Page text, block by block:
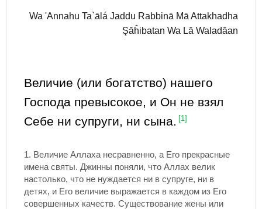
Wa 'Annahu Ta`ālá Jaddu Rabbinā Mā Attakhadha
Şāĥibatan Wa Lā Waladāan
Величие (или богатство) нашего
Господа превысокое, и Он не взял
Себе ни супруги, ни сына.
[1]
1. Величие Аллаха несравненно, а Его прекрасные
имена святы. Джинны поняли, что Аллах велик
настолько, что не нуждается ни в супруге, ни в
детях, и Его величие выражается в каждом из Его
совершенных качеств. Существование жены или